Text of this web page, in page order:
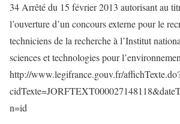
34 Arrêté du 15 février 2013 autorisant au
l’ouverture d’un concours externe pour le
techniciens de la recherche à l’Institut
sciences et technologies pour
http://www.legifrance.gouv.fr/
n=id